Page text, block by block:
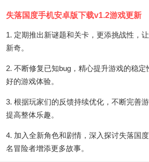
失落国度手机安卓版下载v1.2游戏更新
1. 定期推出新谜题和关卡，更添挑战性，
新奇。
2. 不断修复已知bug，精心提升游戏的稳定
好的游戏体验。
3. 根据玩家们的反馈持续优化，不断完善
提高整体乐趣。
4. 加入全新角色和剧情，深入探讨失落国
名冒险者增添更多故事。